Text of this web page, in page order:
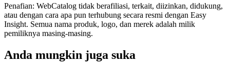
Penafian: WebCatalog tidak berafiliasi, terkait, diizinkan, didukung,
atau dengan cara apa pun terhubung secara resmi dengan Easy
Insight. Semua nama produk, logo, dan merek adalah milik
pemiliknya masing-masing.
Anda mungkin juga suka